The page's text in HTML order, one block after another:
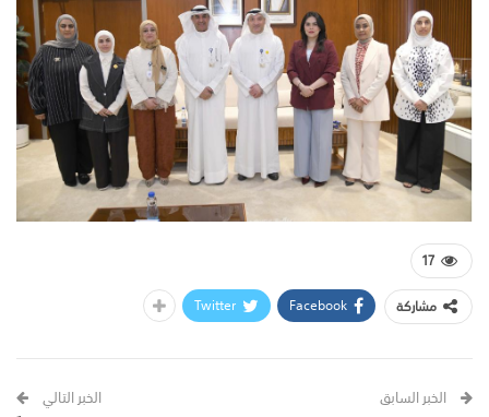
17
مشاركة
Facebook
Twitter
الخبر السابق الخبر التالي